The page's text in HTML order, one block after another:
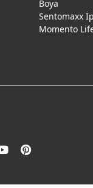
Boya
Sentomaxx
Momento